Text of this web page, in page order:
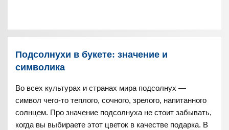
Подсолнухи в букете: значение и
символика
Во всех культурах и странах мира подсолнух —
символ чего-то теплого, сочного, зрелого, напитанного
солнцем. Про значение подсолнуха не стоит забывать,
когда вы выбираете этот цветок в качестве подарка. В